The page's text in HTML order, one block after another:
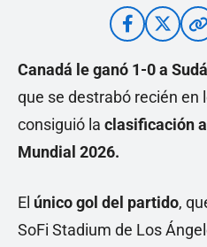
Canadá le ganó 1-0 a
que se destrabó recién en
consiguió la clasificación
Mundial 2026.
El único gol del partido,
SoFi Stadium de Los